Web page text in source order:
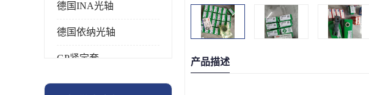
德国INA光轴
德国依纳光轴
GP紧定套
SKF轴承
产品描述